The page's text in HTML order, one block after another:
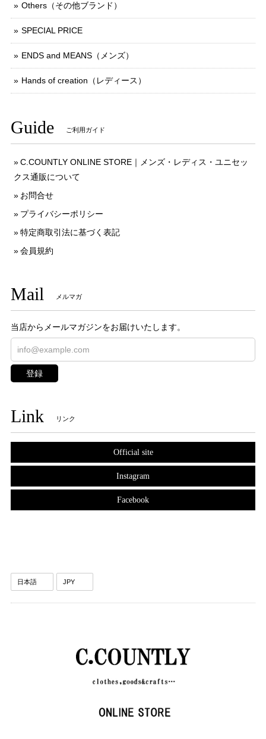
Others（その他ブランド）
SPECIAL PRICE
ENDS and MEANS（メンズ）
Hands of creation（レディース）
Guide ご利用ガイド
C.COUNTLY ONLINE STORE｜メンズ・レディス・ユニセッ
クス通販について
お問合せ
プライバシーポリシー
特定商取引法に基づく表記
会員規約
Mail メルマガ
当店からメールマガジンをお届けいたします。
登録
Link リンク
Official site
Instagram
Facebook